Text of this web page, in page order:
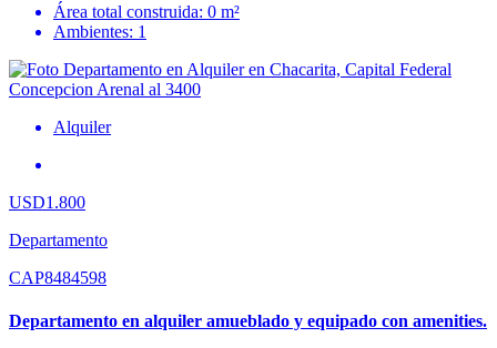
Área total construida: 0 m²
Ambientes: 1
Alquiler
USD1.800
Departamento
CAP8484598
Departamento en alquiler amueblado y equipado con amenities.